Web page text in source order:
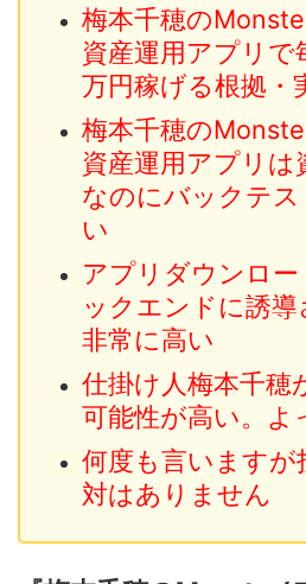
梅本千穂の
資産運用アプリで
万円稼げる根拠・
梅本千穂の
資産運用アプリは
なのにバックテ
い
アプリダウンロ
ックエンドに誘
非常に高い
仕掛け人梅本千穂
可能性が高い。よ
何度も言いますが
対はありません